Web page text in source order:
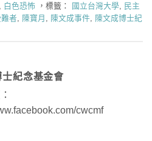
白色恐怖 ，標籤： 國立台灣大學
民主
者 陳寶月 陳文成事件 陳文成博士紀
士紀念基金會
cwcmf